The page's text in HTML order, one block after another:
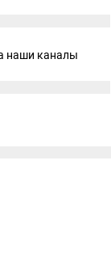
наши каналы